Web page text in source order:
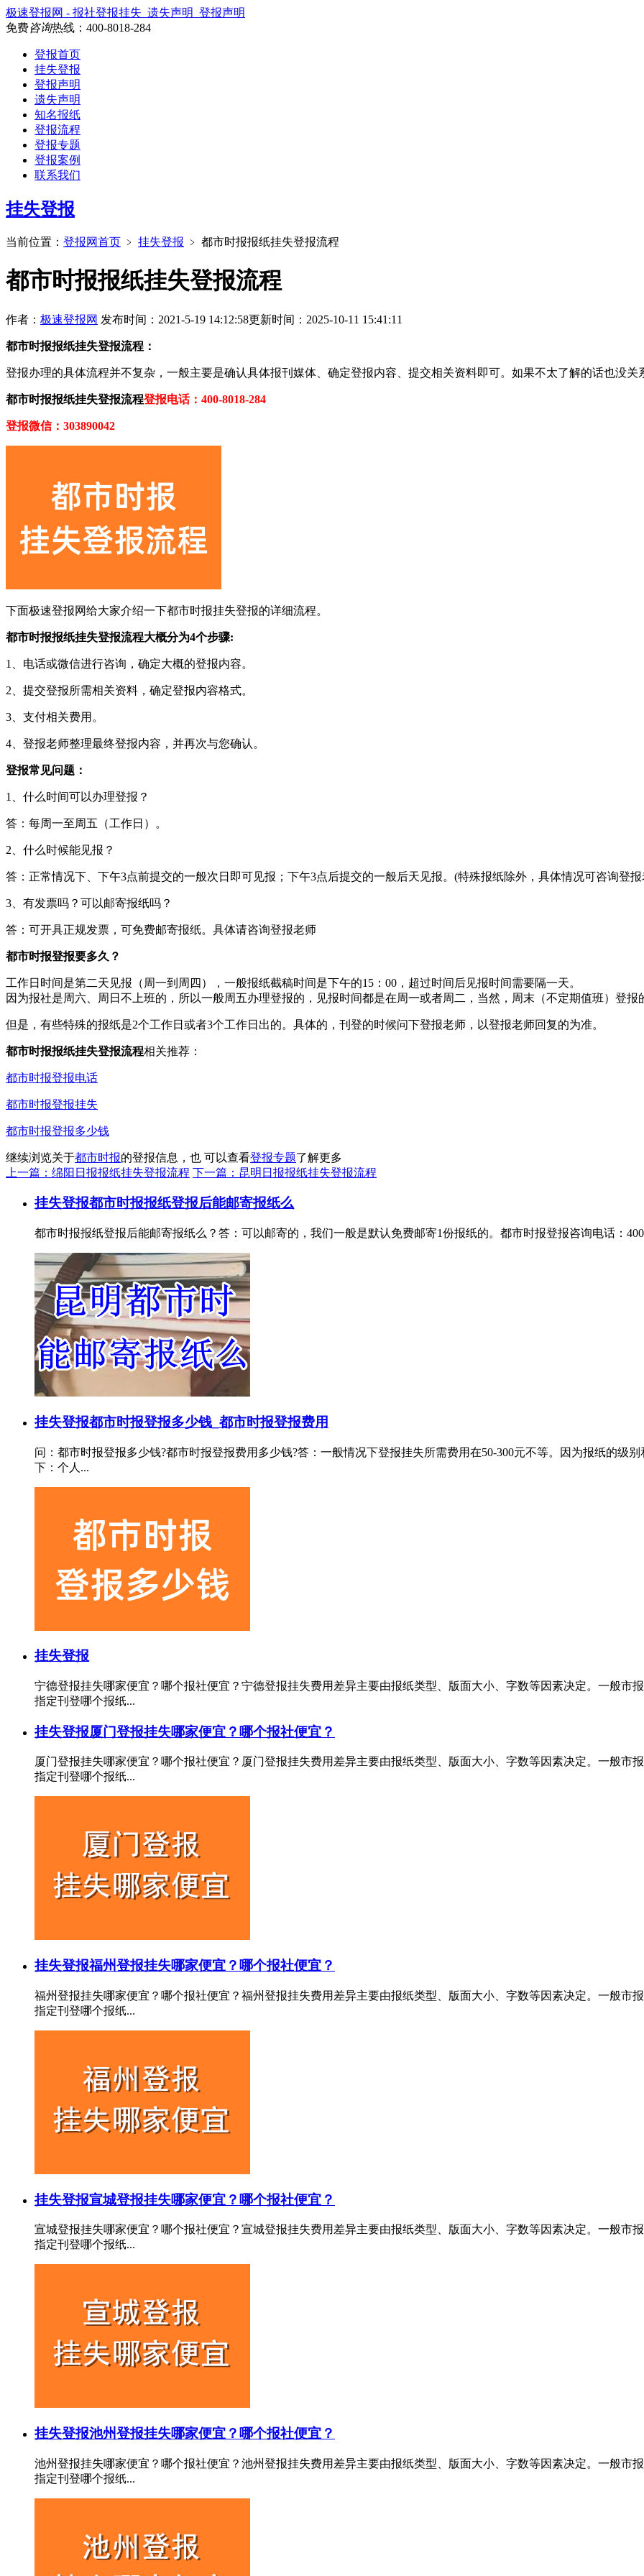
极速登报网 - 报社登报挂失_遗失声明_登报声明
免费咨询热线： 400-8018-284
登报首页
挂失登报
登报声明
遗失声明
知名报纸
登报流程
登报专题
登报案例
联系我们
挂失登报
当前位置： 登报网首页 ﹥ 挂失登报 ﹥ 都市时报报纸挂失登报流程
都市时报报纸挂失登报流程
作者： 极速登报网 发布时间：2021-5-19 14:12:58更新时间：2025-10-11 15:41:11
都市时报报纸挂失登报流程：
登报办理的具体流程并不复杂，一般主要是确认具体报刊媒体、确定登报内容、提交相关资料即可。如果不太了解的话也没
都市时报报纸挂失登报流程登报电话：400-8018-284
登报微信：303890042
下面极速登报网给大家介绍一下都市时报挂失登报的详细流程。
都市时报报纸挂失登报流程大概分为4个步骤:
1、电话或微信进行咨询，确定大概的登报内容。
2、提交登报所需相关资料，确定登报内容格式。
3、支付相关费用。
4、登报老师整理最终登报内容，并再次与您确认。
登报常见问题：
1、什么时间可以办理登报？
答：每周一至周五（工作日）。
2、什么时候能见报？
答：正常情况下、下午3点前提交的一般次日即可见报；下午3点后提交的一般后天见报。(特殊报纸除外，具体情况可咨询登
3、有发票吗？可以邮寄报纸吗？
答：可开具正规发票，可免费邮寄报纸。具体请咨询登报老师
都市时报登报要多久？
工作日时间是第二天见报（周一到周四），一般报纸截稿时间是下午的15：00，超过时间后见报时间需要隔一天。
因为报社是周六、周日不上班的，所以一般周五办理登报的，见报时间都是在周一或者周二，当然，周末（不定期值班）登
但是，有些特殊的报纸是2个工作日或者3个工作日出的。具体的，刊登的时候问下登报老师，以登报老师回复的为准。
都市时报报纸挂失登报流程相关推荐：
都市时报登报电话
都市时报登报挂失
都市时报登报多少钱
继续浏览关于都市时报的登报信息，也 可以查看登报专题了解更多
上一篇：绵阳日报报纸挂失登报流程 下一篇：昆明日报报纸挂失登报流程
挂失登报都市时报报纸登报后能邮寄报纸么
都市时报报纸登报后能邮寄报纸么？答：可以邮寄的，我们一般是默认免费邮寄1份报纸的。都市时报登报咨询电话：
挂失登报都市时报登报多少钱_都市时报登报费用
问：都市时报登报多少钱?都市时报登报费用多少钱?答：一般情况下登报挂失所需费用在50-300元不等。因为报纸的级
下：个人...
挂失登报
宁德登报挂失哪家便宜？哪个报社便宜？宁德登报挂失费用差异主要由报纸类型、版面大小、字数等因素决定。一般市
指定刊登哪个报纸...
挂失登报厦门登报挂失哪家便宜？哪个报社便宜？
厦门登报挂失哪家便宜？哪个报社便宜？厦门登报挂失费用差异主要由报纸类型、版面大小、字数等因素决定。一般市
指定刊登哪个报纸...
挂失登报福州登报挂失哪家便宜？哪个报社便宜？
福州登报挂失哪家便宜？哪个报社便宜？福州登报挂失费用差异主要由报纸类型、版面大小、字数等因素决定。一般市
指定刊登哪个报纸...
挂失登报宣城登报挂失哪家便宜？哪个报社便宜？
宣城登报挂失哪家便宜？哪个报社便宜？宣城登报挂失费用差异主要由报纸类型、版面大小、字数等因素决定。一般市
指定刊登哪个报纸...
挂失登报池州登报挂失哪家便宜？哪个报社便宜？
池州登报挂失哪家便宜？哪个报社便宜？池州登报挂失费用差异主要由报纸类型、版面大小、字数等因素决定。一般市
指定刊登哪个报纸...